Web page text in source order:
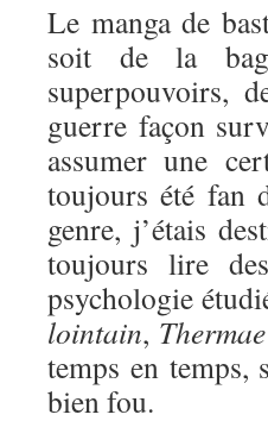
Le manga de
soit de la
superpouvoirs,
guerre façon
assumer une
toujours été fan
genre, j’étais
toujours lire
psychologie
lointain,
temps en temps,
bien fou.